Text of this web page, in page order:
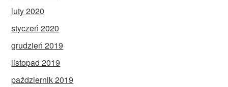
luty 2020
styczeń 2020
grudzień 2019
listopad 2019
październik 2019